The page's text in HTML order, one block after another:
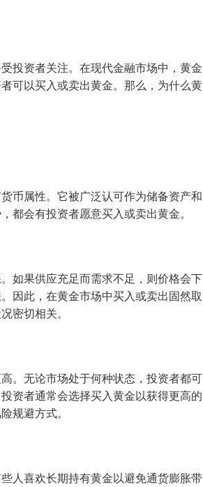
投资者关注。在现代金融市场中，黄金
可以买入或卖出黄金。那么，为什么黄
币属性。它被广泛认可作为储备资产和
都会有投资者愿意买入或卖出黄金。
如果供应充足而需求不足，则价格会下
因此，在黄金市场中买入或卖出固然取
密切相关。
。无论市场处于何种状态，投资者都可
资者通常会选择买入黄金以获得更高的
规避方式。
人喜欢长期持有黄金以避免通货膨胀带